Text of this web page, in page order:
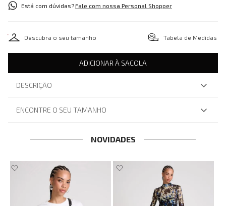
Está com dúvidas?Fale com nossa Personal Shopper
Descubra o seu tamanho Tabela de Medidas
ADICIONAR À SACOLA
DESCRIÇÃO
ENCONTRE O SEU TAMANHO
NOVIDADES